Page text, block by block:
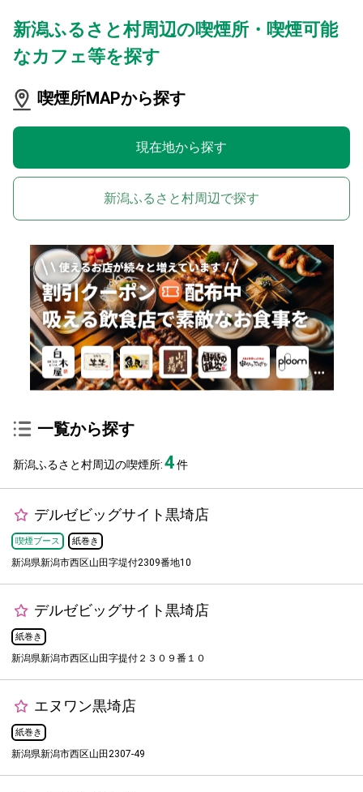
新潟ふるさと村周辺の喫煙所・喫煙可能
なカフェ等を探す
喫煙所MAPから探す
現在地から探す
新潟ふるさと村周辺で探す
一覧から探す
新潟ふるさと村周辺の喫煙所:4件
デルゼビッグサイト黒埼店
喫煙ブース 紙巻き
新潟県新潟市西区山田字堤付2309番地10
デルゼビッグサイト黒埼店
紙巻き
新潟県新潟市西区山田字提付２３０９番１０
エヌワン黒埼店
紙巻き
新潟県新潟市西区山田2307-49